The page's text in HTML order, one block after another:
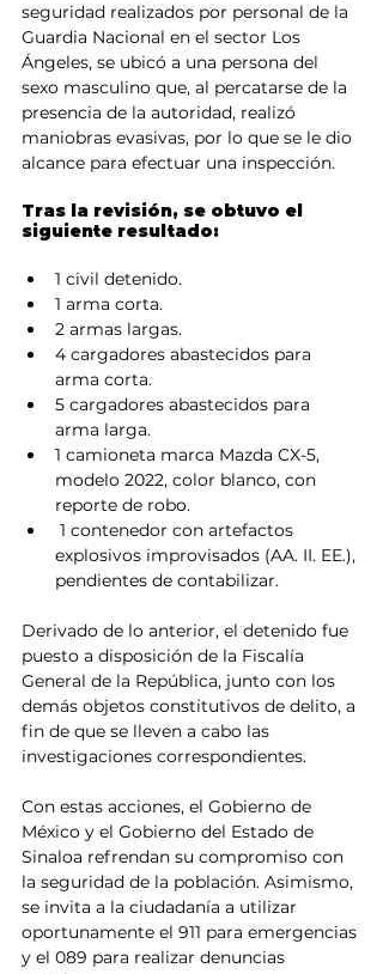
seguridad realizados por personal de la
Guardia Nacional en el sector Los
Ángeles, se ubicó a una persona del
sexo masculino que, al percatarse de la
presencia de la autoridad, realizó
maniobras evasivas, por lo que se le dio
alcance para efectuar una inspección.
Tras la revisión, se obtuvo el
siguiente resultado:
1 civil detenido.
1 arma corta.
2 armas largas.
4 cargadores abastecidos para
arma corta.
5 cargadores abastecidos para
arma larga.
1 camioneta marca Mazda CX-5,
modelo 2022, color blanco, con
reporte de robo.
explosivos improvisados (AA. II. EE.),
pendientes de contabilizar.
Derivado de lo anterior, el detenido fue
puesto a disposición de la Fiscalía
General de la República, junto con los
demás objetos constitutivos de delito, a
fin de que se lleven a cabo las
investigaciones correspondientes.
Con estas acciones, el Gobierno de
México y el Gobierno del Estado de
Sinaloa refrendan su compromiso con
la seguridad de la población. Asimismo,
se invita a la ciudadanía a utilizar
oportunamente el 911 para emergencias
y el 089 para realizar denuncias